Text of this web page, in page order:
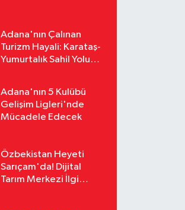
Adana'nın Çalınan
Turizm Hayali: Karataş-
Yumurtalık Sahil Yolu
Adana'nın 5 Kulübü
Gelişim Ligleri'nde
Mücadele Edecek
Özbekistan Heyeti
Sarıçam'da! Dijital
Tarım Merkezi İlgi